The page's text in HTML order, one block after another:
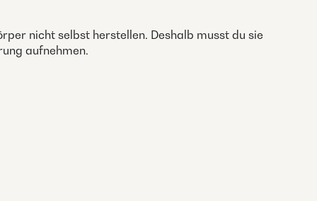
nicht selbst herstellen. Deshalb musst du sie
aufnehmen.